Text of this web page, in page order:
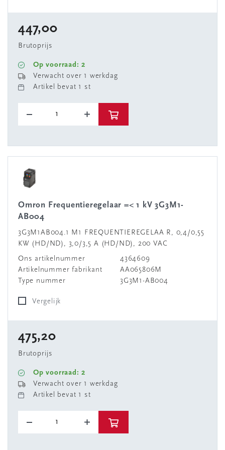
447,00
Brutoprijs
Op voorraad: 2
Verwacht over 1 werkdag
Artikel bevat 1 st
Omron Frequentieregelaar =< 1 kV 3G3M1-
AB004
3G3M1AB004.1 M1 FREQUENTIEREGELAA R, 0,4/0,55
KW (HD/ND), 3,0/3,5 A (HD/ND), 200 VAC
Ons artikelnummer
4364609
Artikelnummer fabrikant
AA065806M
Type nummer
3G3M1-AB004
Vergelijk
475,20
Brutoprijs
Op voorraad: 2
Verwacht over 1 werkdag
Artikel bevat 1 st